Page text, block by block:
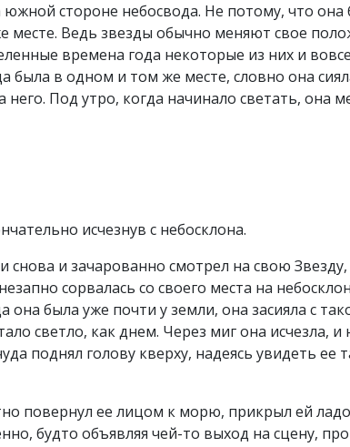
стороне небосвода. Не потому, что она
месте. Ведь звезды обычно меняют свое
времена года некоторые из них и
была в одном и том же месте, словно она
Под утро, когда начинало светать, она
исчезнув с небосклона.
и зачарованно смотрел на свою Звезду,
сорвалась со своего места на
она была уже почти у земли, она засияла с
светло, как днем. Через миг она исчезла, и
поднял голову кверху, надеясь увидеть ее
повернул ее лицом к морю, прикрыл ей
будто объявляя чей-то выход на сцену,